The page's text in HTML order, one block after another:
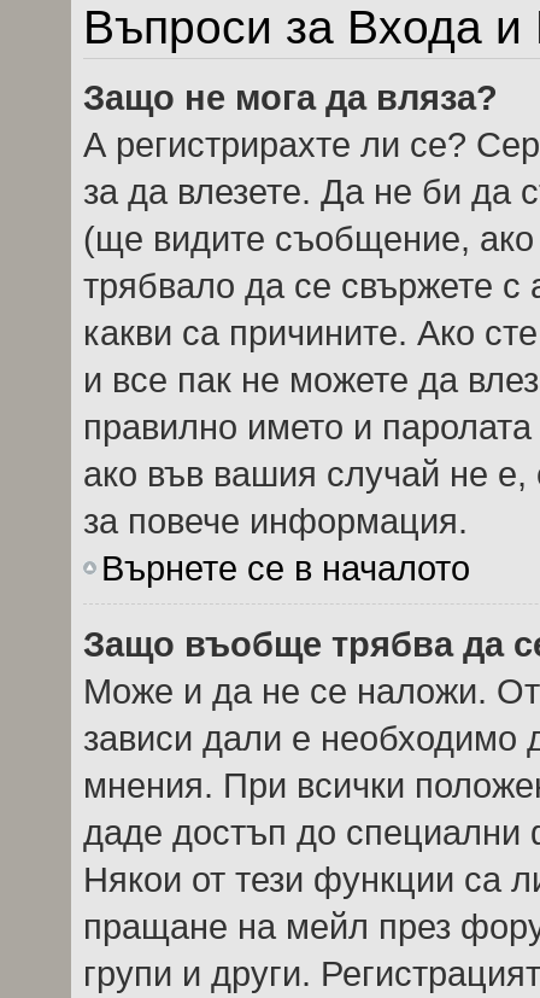
Въпроси за Входа и
Защо не мога да вляза?
А регистрирахте ли се?
за да влезете. Да не би да
(ще видите съобщение, ако
трябвало да се свържете с
какви са причините. Ако
и все пак не можете да
правилно името и
ако във вашия случай не е,
за повече информация.
Върнете се в началото
Защо въобще трябва да
Може и да не се наложи.
зависи дали е необходимо
мнения. При всички
даде достъп до специални
Някои от тези функции са
пращане на мейл през
групи и други.